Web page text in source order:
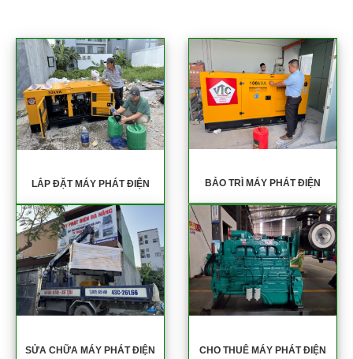
LẮP ĐẶT MÁY PHÁT ĐIỆN BẢO TRÌ MÁY PHÁT ĐIỆN
SỬA CHỮA MÁY PHÁT ĐIỆN CHO THUÊ MÁY PHÁT ĐIỆN